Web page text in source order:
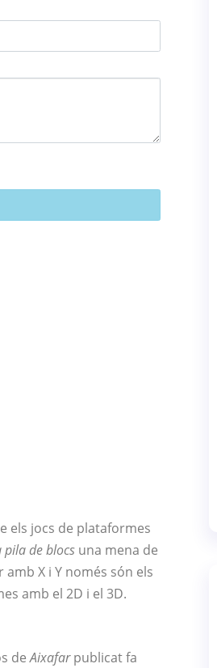
els jocs de plataformes
pila de blocs una mena de
X i Y només són els
amb el 2D i el 3D.
deAixafarpublicat fa